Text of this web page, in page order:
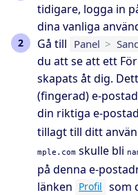
tidigare, logga in
dina vanliga
Gå till Panel >
du att se att ett
skapats åt dig.
(fingerad) e-
din riktiga e-
tillagt till ditt
mple.comskulle bli
på denna e-
länken Profil som